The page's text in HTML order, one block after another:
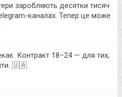
заробляють десятки тисяч
каналах. Тепер це може
Контракт 18–24 — для тих,
🇺🇦